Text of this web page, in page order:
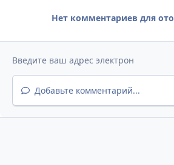
Нет комментариев для
Добавьте комментарий...